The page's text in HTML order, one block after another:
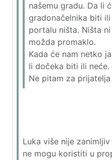
našemu gradu. Da li
gradonačelnika biti
portalu ništa. Ništa
možda promaklo.
Kada će nam netko
li dočeka biti ili neće.
Ne pitam za
Luka više nije
ne mogu koristiti u